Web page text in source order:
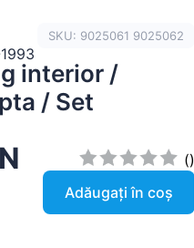
SKU: 9025061 9025062
interior /
/ Set
()
Adăugați în coș